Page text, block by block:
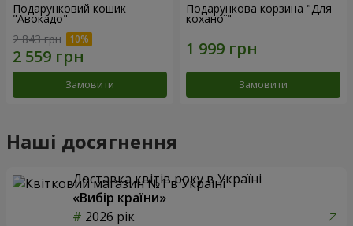
Подарунковий кошик
"Авокадо"
2 843 грн
Замовити
Подарункова корзина "Для
коханої"
Замовити
Наші досягнення
Доставка квітів року в Україні
«Вибір країни»
2026 рік